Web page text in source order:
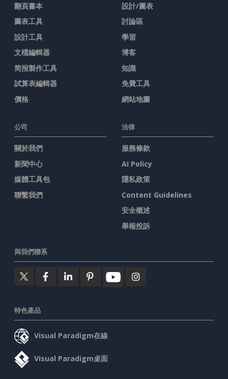
翻頁書本
圖表工具
設計工具
文檔編輯器
简报製作工具
試算表編輯器
價格
設計/圖表
討論區
學習
博客
知識
免費工具
網站地圖
公司
關於我們
新聞中心
媒體工具包
聯繫我們
法律
服務條款
AI Policy
隱私政策
Content Guidelines
安全概述
舉報投訴
與我們聯系
特色產品
Visual Paradigm在線
Visual Paradigm桌面